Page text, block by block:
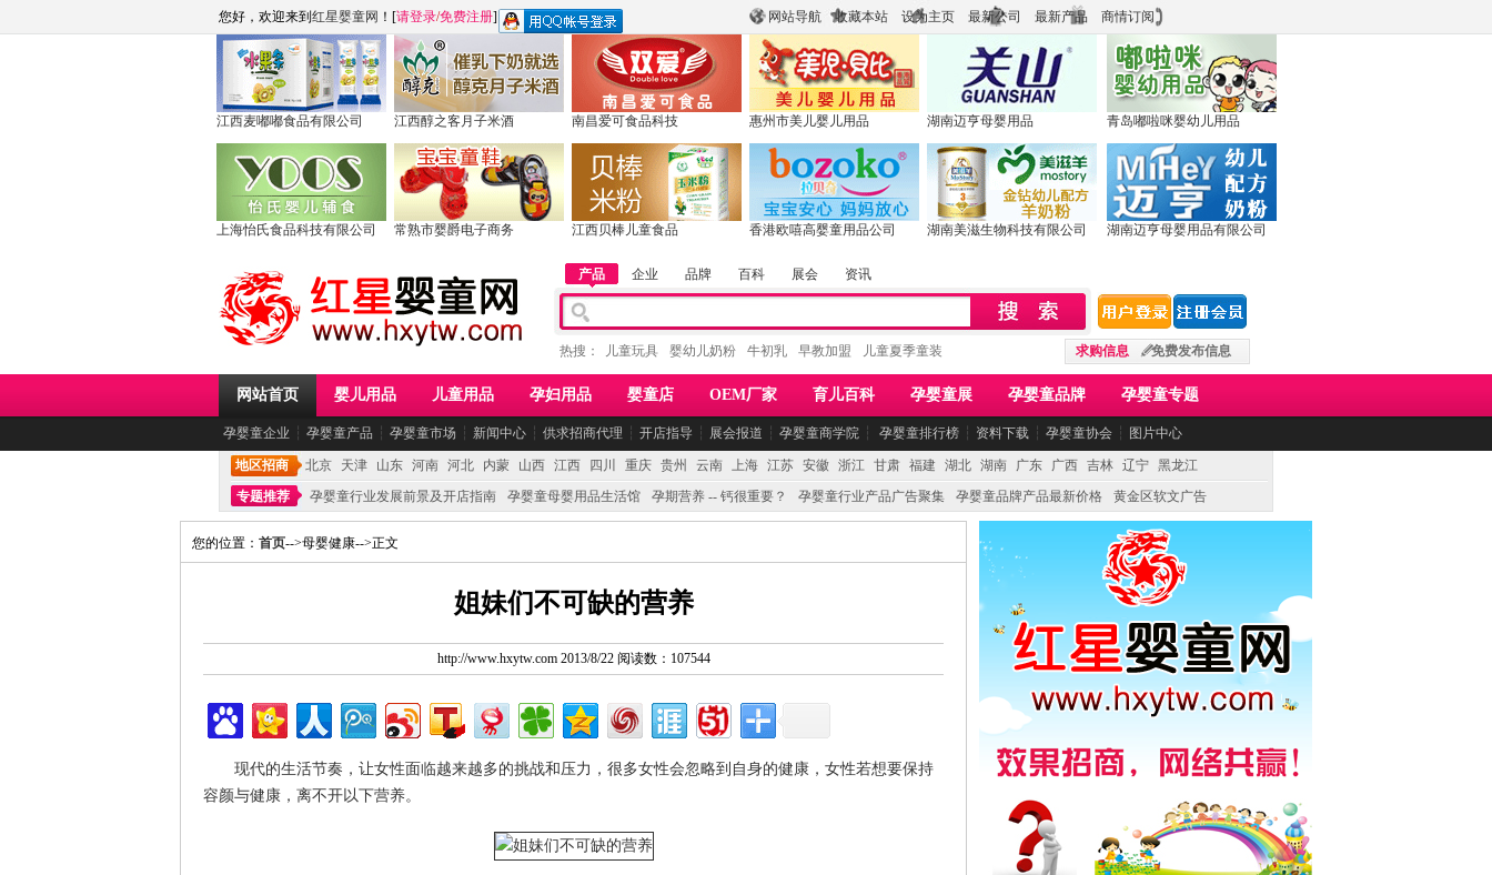
网站导航 收藏本站 设为主页 最新公司 最新产品 商情订阅
您好，欢迎来到 红星婴童网 ！[请登录/免费注册]
江西麦嘟嘟食品有限公司 江西醇之客月子米酒 南昌爱可食品科技 惠州市美儿婴儿用品 湖南迈亨母婴用品 青岛嘟啦咪婴幼儿用品
上海怡氏食品科技有限公司 常熟市婴爵电子商务 江西贝棒儿童食品 香港欧嘻高婴童用品公司 湖南美滋生物科技有限公司 湖南迈亨母婴用品有限公司
产品 企业 品牌 百科 展会 资讯
求购信息 免费发布信息
热搜： 儿童玩具 婴幼儿奶粉 牛初乳 早教加盟 儿童夏季童装
网站首页 婴儿用品 儿童用品 孕妇用品 婴童店 OEM厂家 育儿百科 孕婴童展 孕婴童品牌 孕婴童专题
孕婴童企业 ┆ 孕婴童产品 ┆ 孕婴童市场 ┆ 新闻中心 ┆ 供求招商代理 ┆ 开店指导 ┆ 展会报道 ┆ 孕婴童商学院 ┆ 孕婴童排行榜 ┆ 资料下载 ┆ 孕婴童协会 ┆ 图片中心
地区招商 北京 天津 山东 河南 河北 内蒙 山西 江西 四川 重庆 贵州 云南 上海 江苏 安徽 浙江 甘肃 福建 湖北 湖南 广东 广西 吉林 辽宁 黑龙江
专题推荐
孕婴童行业发展前景及开店指南 孕婴童母婴用品生活馆 孕期营养 -- 钙很重要？ 孕婴童行业产品广告聚集 孕婴童品牌产品最新价格 黄金区软文广告
您的位置： 首页-->母婴健康-->正文
姐妹们不可缺的营养
http://www.hxytw.com 2013/8/22 阅读数：107544
现代的生活节奏，让女性面临越来越多的挑战和压力，很多女性会忽略到自身的健康，女性若想要保持
容颜与健康，离不开以下营养。